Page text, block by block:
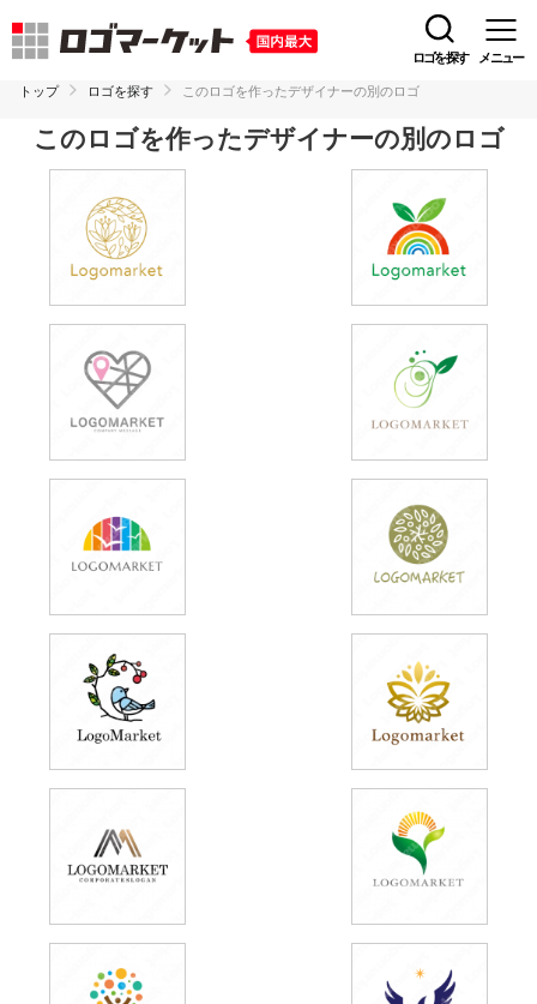
ロゴを探す メニュー
トップ ロゴを探す このロゴを作ったデザイナーの別のロゴ
このロゴを作ったデザイナーの別のロゴ